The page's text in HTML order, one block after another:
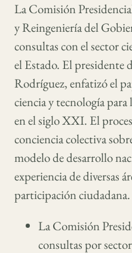
La Comisión
y Reingeniería del
consultas con el sector
el Estado. El presidente
Rodríguez, enfatizó el
ciencia y tecnología
en el siglo XXI. El
conciencia colectiva
modelo de desarrollo
experiencia de diversas
participación ciudadana.
La Comisión
consultas por